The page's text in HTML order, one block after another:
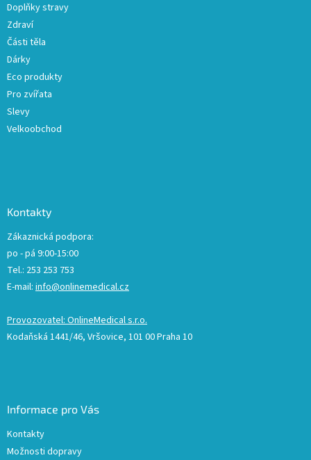
Doplňky stravy
Zdraví
Části těla
Dárky
Eco produkty
Pro zvířata
Slevy
Velkoobchod
Kontakty
Zákaznická podpora:
po - pá 9:00-15:00
Tel.: 253 253 753
E-mail: info@onlinemedical.cz
Provozovatel: OnlineMedical s.r.o.
Kodaňská 1441/46, Vršovice, 101 00 Praha 10
Informace pro Vás
Kontakty
Možnosti dopravy